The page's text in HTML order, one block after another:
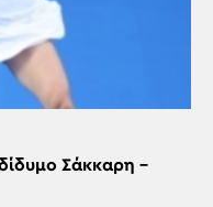
Σάκκαρη –